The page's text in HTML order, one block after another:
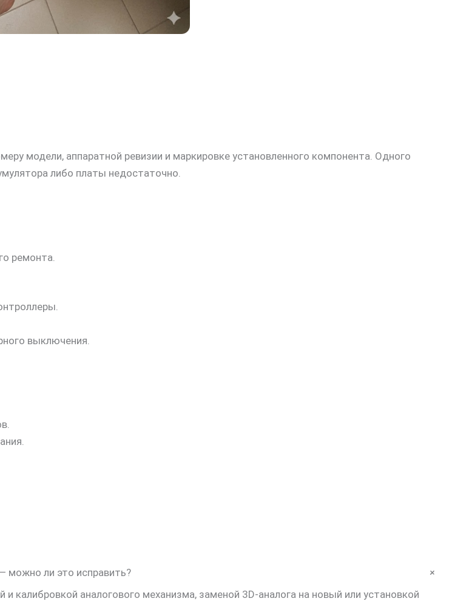
модели, аппаратной ревизии и маркировке установленного компонента. Одного
либо платы недостаточно.
ремонта.
выключения.
можно ли это исправить?
+
калибровкой аналогового механизма, заменой 3D-аналога на новый или установкой